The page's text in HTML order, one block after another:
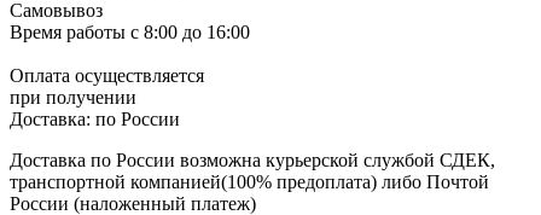
Самовывоз
Время работы с 8:00 до 16:00
Оплата осуществляется
при получении
Доставка: по России
Доставка по России возможна курьерской службой СДЕК,
транспортной компанией(100% предоплата) либо Почтой
России (наложенный платеж)